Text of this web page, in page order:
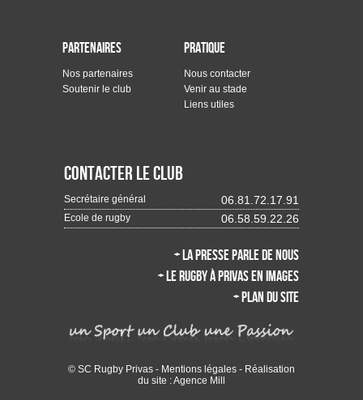
Partenaires
Nos partenaires
Soutenir le club
Pratique
Nous contacter
Venir au stade
Liens utiles
Contacter le club
Secrétaire général 06.81.72.17.91
Ecole de rugby 06.58.59.22.26
+ La presse parle de nous
+ Le rugby à Privas en images
+ Plan du site
© SC Rugby Privas - Mentions légales - Réalisation
du site :Agence Mill